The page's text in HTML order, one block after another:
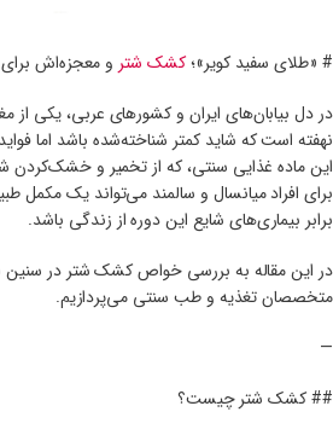
# «طلای سفید کویر»؛کشک شتر و معجزه‌اش
در دل بیابان‌های ایران و کشورهای عربی، یکی از
نهفته است که شاید کمتر شناخته‌شده باشد اما
این ماده غذایی سنتی، که از تخمیر و خشک‌کردن
برای افراد میانسال و سالمند می‌تواند یک مکمل
برابر بیماری‌های شایع این دوره از زندگی باشد.
در این مقاله به بررسی خواص کشک شتر در سنین
متخصصان تغذیه و طب سنتی می‌پردازیم.
—
## کشک شتر چیست؟